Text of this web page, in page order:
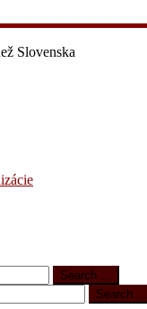
Slovenska
Search …
Search …